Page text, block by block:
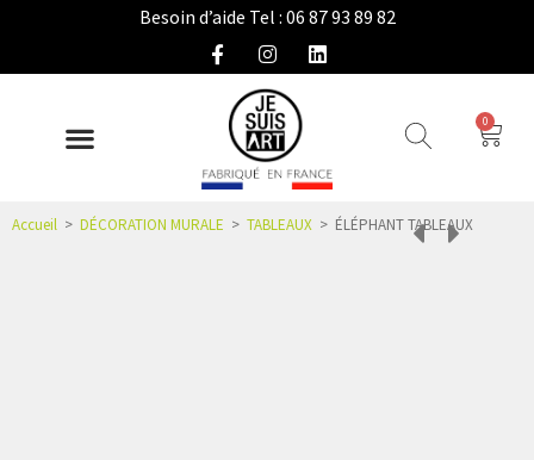
Besoin d’aide Tel : 06 87 93 89 82
0
Accueil > DÉCORATION MURALE > TABLEAUX > ÉLÉPHANT TABLEAUX